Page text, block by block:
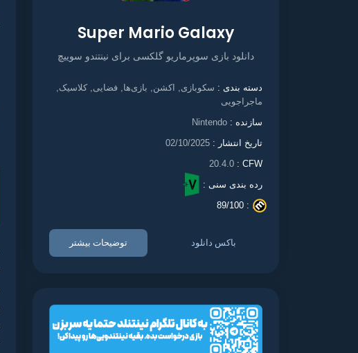
Super Mario Galaxy
دانلود بازی سوپرماریو گلکسی برای نینتندو سوییچ
دسته بندی : سکوبازی اکشن بازی‌ها فضایی کلاسیک
ماجراجویی
سازنده : Nintendo
تاریخ انتشار : 02/10/2025
CFW :
20.4.0
رده بندی سنی :
. :
89/100
باکس دانلود توضیحات بیشتر